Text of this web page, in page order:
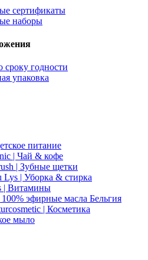
сертификаты
наборы
годности
упаковка
питание
| Чай & кофе
| Зубные щетки
Lys | Уборка & стирка
| Витамины
100% эфирные масла Бельгия
| Косметика
мыло